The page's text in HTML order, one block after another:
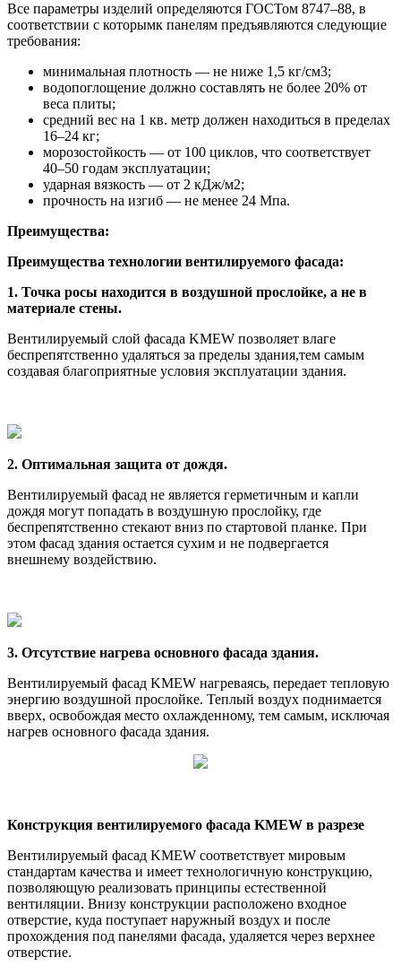
Все параметры изделий определяются ГОСТом 8747–88, в
соответствии с которымк панелям предъявляются следующие
требования:
минимальная плотность — не ниже 1,5 кг/см3;
водопоглощение должно составлять не более 20% от
веса плиты;
средний вес на 1 кв. метр должен находиться в пределах
16–24 кг;
морозостойкость — от 100 циклов, что соответствует
40–50 годам эксплуатации;
ударная вязкость — от 2 кДж/м2;
прочность на изгиб — не менее 24 Мпа.
Преимущества:
Преимущества технологии вентилируемого фасада:
1. Точка росы находится в воздушной прослойке, а не в
материале стены.
Вентилируемый слой фасада KMEW позволяет влаге
беспрепятственно удаляться за пределы здания,тем самым
создавая благоприятные условия эксплуатации здания.
2. Оптимальная защита от дождя.
Вентилируемый фасад не является герметичным и капли
дождя могут попадать в воздушную прослойку, где
беспрепятственно стекают вниз по стартовой планке. При
этом фасад здания остается сухим и не подвергается
внешнему воздействию.
3. Отсутствие нагрева основного фасада здания.
Вентилируемый фасад KMEW нагреваясь, передает тепловую
энергию воздушной прослойке. Теплый воздух поднимается
вверх, освобождая место охлажденному, тем самым, исключая
нагрев основного фасада здания.
Конструкция вентилируемого фасада KMEW в разрезе
Вентилируемый фасад KMEW соответствует мировым
стандартам качества и имеет технологичную конструкцию,
позволяющую реализовать принципы естественной
вентиляции. Внизу конструкции расположено входное
отверстие, куда поступает наружный воздух и после
прохождения под панелями фасада, удаляется через верхнее
отверстие.